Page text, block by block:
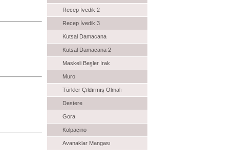
Recep İvedik 2
Recep İvedik 3
Kutsal Damacana
Kutsal Damacana 2
Maskeli Beşler Irak
Muro
Türkler Çıldırmış Olmalı
Destere
Gora
Kolpaçino
Avanaklar Mangası